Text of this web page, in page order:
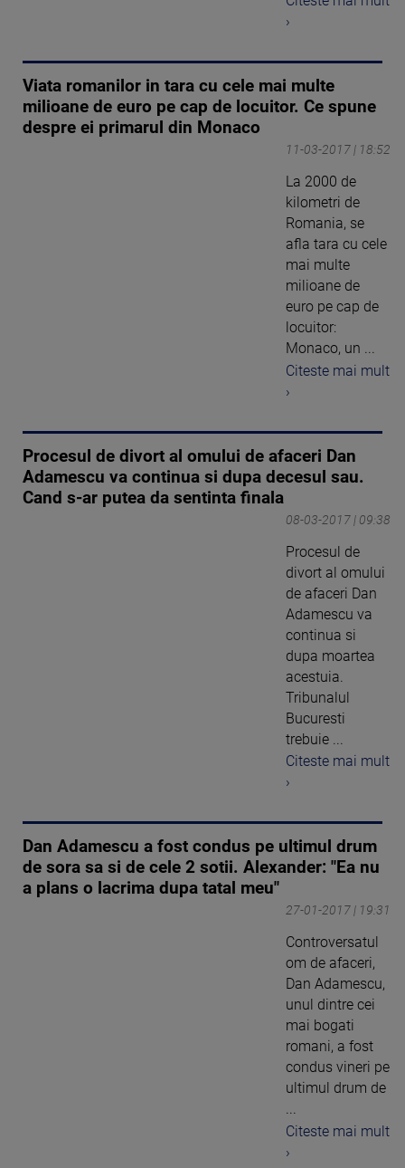
›
Viata romanilor in tara cu cele mai multe
milioane de euro pe cap de locuitor. Ce spune
despre ei primarul din Monaco
11-03-2017 | 18:52
La 2000 de
kilometri de
Romania, se
afla tara cu cele
mai multe
milioane de
euro pe cap de
locuitor:
Monaco, un ...
Citeste mai mult
›
Procesul de divort al omului de afaceri Dan
Adamescu va continua si dupa decesul sau.
Cand s-ar putea da sentinta finala
08-03-2017 | 09:38
Procesul de
divort al omului
de afaceri Dan
Adamescu va
continua si
dupa moartea
acestuia.
Tribunalul
Bucuresti
trebuie ...
Citeste mai mult
›
Dan Adamescu a fost condus pe ultimul drum
de sora sa si de cele 2 sotii. Alexander: "Ea nu
a plans o lacrima dupa tatal meu"
27-01-2017 | 19:31
Controversatul
om de afaceri,
Dan Adamescu,
unul dintre cei
mai bogati
romani, a fost
condus vineri pe
ultimul drum de
...
Citeste mai mult
›